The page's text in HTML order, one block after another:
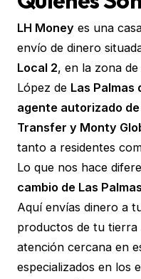
LH Money es una
envío de dinero
Local 2, en la zona
López de Las Palmas
agente autorizado
Transfer y Monty
tanto a residentes
Lo que nos hace
cambio de Las
Aquí envías dinero a
productos de tu tierra
atención cercana en
especializados en los